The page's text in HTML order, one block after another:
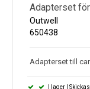
Adapterset
Outwell
650438
Adapterset till
I lager |